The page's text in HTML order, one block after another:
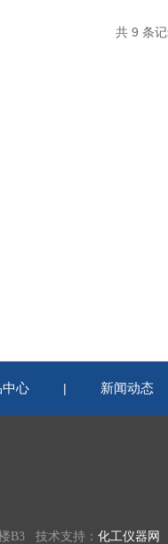
共 9 条
中心 | 新闻动态
B3 技术支持： 化工仪器网